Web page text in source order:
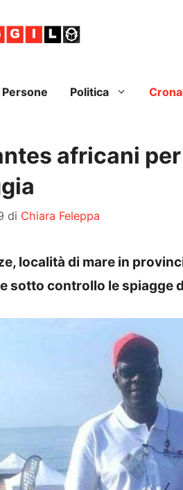
Persone Politica
africani
di Chiara Feleppa
località di mare in
sotto controllo le spiagge